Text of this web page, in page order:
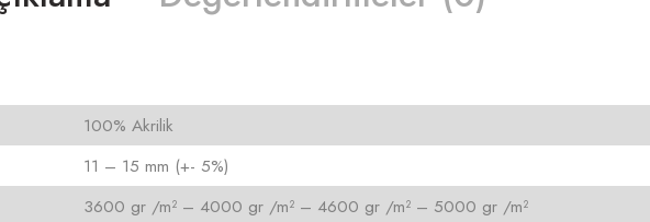
100% Akrilik
11 – 15 mm (+- 5%)
3600 gr /m² – 4000 gr /m² – 4600 gr /m² – 5000 gr /m²